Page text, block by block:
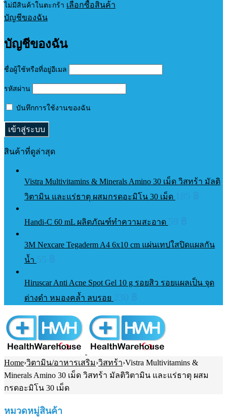
ไม่มีสินค้าในตะกร้า เลือกซื้อสินค้า
บัญชีของฉัน
บัญชีของฉัน
ชื่อผู้ใช้หรือที่อยู่อีเมล
รหัสผ่าน
บันทึกการใช้งานของฉัน
สินค้าที่ดูล่าสุด
Vistra Multivitamins & Minerals Amino 30 เม็ด วิสทร้า มัลติ
วิตามิน และแร่ธาตุ ผสมกรดอะมิโน 30 เม็ด
Handi-C 60 mL ผลิตภัณฑ์ทำความสะอาด
3M Nexcare Tegaderm A4 6x10 cm แผ่นเทปใสปิดแผลกัน
น้ำ
Hiruscar Anti Acne Spot Gel 10 g รอยสิว รอยแผลเป็น จุด
ด่างดำ หมองคล้ำ ลบรอย
Home›วิตามิน/อาหารเสริม›วิสทร้า›Vistra Multivitamins &
Minerals Amino 30 เม็ด วิสทร้า มัลติวิตามิน และแร่ธาตุ ผสม
กรดอะมิโน 30 เม็ด
หมวดหมู่สินค้า